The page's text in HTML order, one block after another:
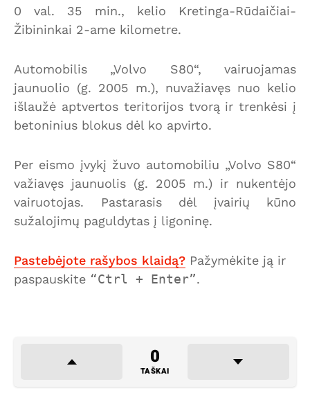
0 val. 35 min., kelio Kretinga-Rūdaičiai-
Žibininkai 2-ame kilometre.
Automobilis „Volvo S80“, vairuojamas
jaunuolio (g. 2005 m.), nuvažiavęs nuo kelio
išlaužė aptvertos teritorijos tvorą ir trenkėsi į
betoninius blokus dėl ko apvirto.
Per eismo įvykį žuvo automobiliu „Volvo S80“
važiavęs jaunuolis (g. 2005 m.) ir nukentėjo
vairuotojas. Pastarasis dėl įvairių kūno
sužalojimų paguldytas į ligoninę.
Pastebėjote rašybos klaidą? Pažymėkite ją ir
paspauskite
Ctrl + Enter .
0
TAŠKAI